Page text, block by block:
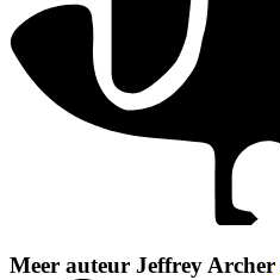
Meer auteur Jeffrey Archer